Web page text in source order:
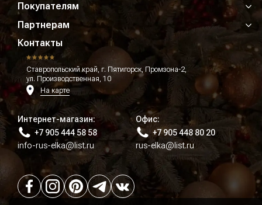
Покупателям
Партнерам
Контакты
Ставропольский край, г. Пятигорск, Промзона-2,
ул. Производственная, 10
На карте
Интернет-магазин:
+7 905 444 58 58
info-rus-elka@list.ru
Офис:
+7 905 448 80 20
rus-elka@list.ru